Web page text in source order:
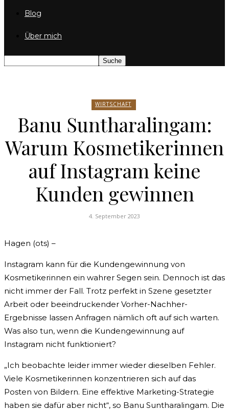
Blog
Über mich
WIRTSCHAFT
Banu Suntharalingam:
Warum Kosmetikerinnen
auf Instagram keine
Kunden gewinnen
4. September 2023
Hagen (ots) –
Instagram kann für die Kundengewinnung von
Kosmetikerinnen ein wahrer Segen sein. Dennoch ist das
nicht immer der Fall. Trotz perfekt in Szene gesetzter
Arbeit oder beeindruckender Vorher-Nachher-
Ergebnisse lassen Anfragen nämlich oft auf sich warten.
Was also tun, wenn die Kundengewinnung auf
Instagram nicht funktioniert?
„Ich beobachte leider immer wieder dieselben Fehler.
Viele Kosmetikerinnen konzentrieren sich auf das
Posten von Bildern. Eine effektive Marketing-Strategie
haben sie dafür aber nicht“, so Banu Suntharalingam. Die